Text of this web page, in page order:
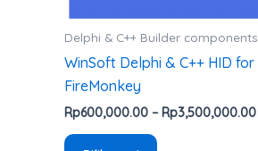
Delphi & C++ Builder components
WinSoft Delphi & C++ HID for
FireMonkey
Rp600,000.00 – Rp3,500,000.00